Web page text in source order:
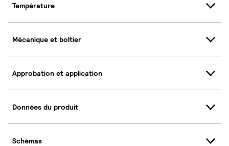
Température
Mécanique et boîtier
Approbation et application
Données du produit
Schémas